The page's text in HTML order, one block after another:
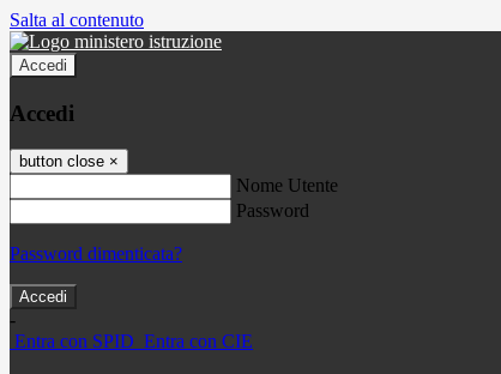
Salta al contenuto
Accedi
Accedi
button close ×
Nome Utente
Password
Password dimenticata?
-
Entra con SPID Entra con CIE